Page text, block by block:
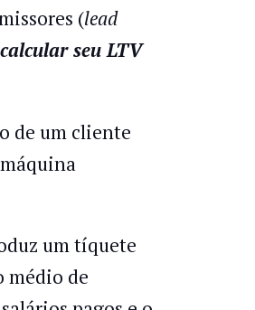
(lead
seu LTV
de um cliente
um tíquete
de